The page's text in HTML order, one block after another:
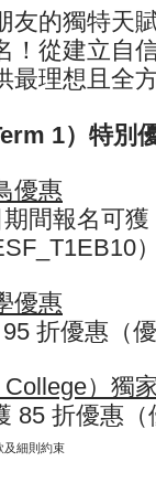
的獨特天
！ 從建立自
理想且全
1）特別
優惠
間報名可獲
）
優惠
折優惠（
）獨
折優惠（
及細則約束
必需用
基猛虎
歡上課